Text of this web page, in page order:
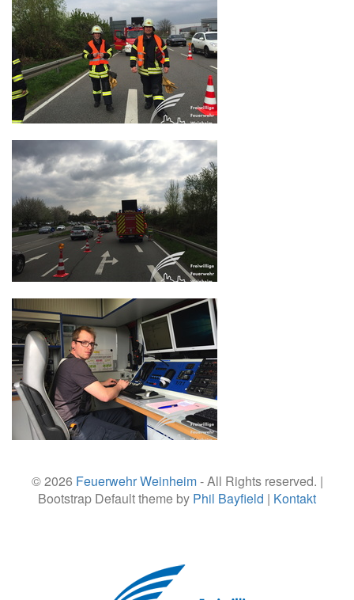
© 2026 Feuerwehr Weinheim- All Rights reserved. |
Bootstrap Default theme by Phil Bayfield | Kontakt